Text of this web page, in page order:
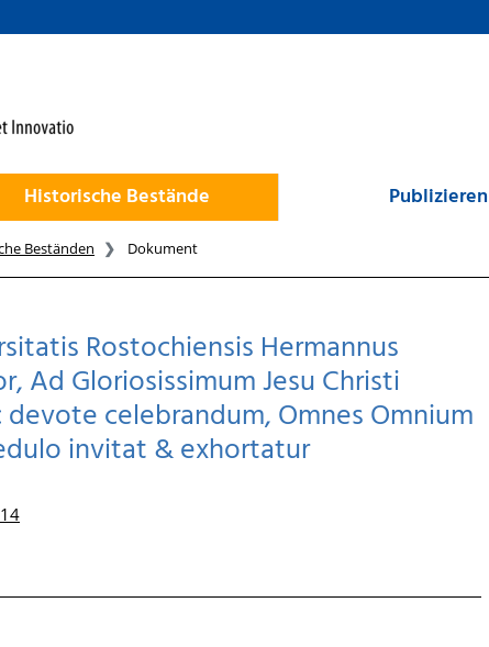
Historische Bestände Publizieren
Beständen Dokument
Rostochiensis Hermannus
Ad Gloriosissimum Jesu Christi
celebrandum, Omnes Omnium
invitat & exhortatur